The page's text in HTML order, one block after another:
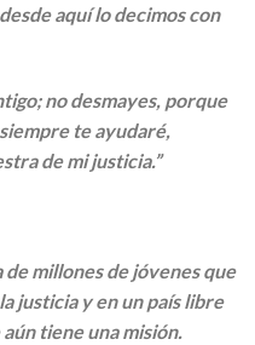
aquí lo decimos con
no desmayes, porque
te ayudaré,
de mi justicia.”
millones de jóvenes que
justicia y en un país libre
tiene una misión.